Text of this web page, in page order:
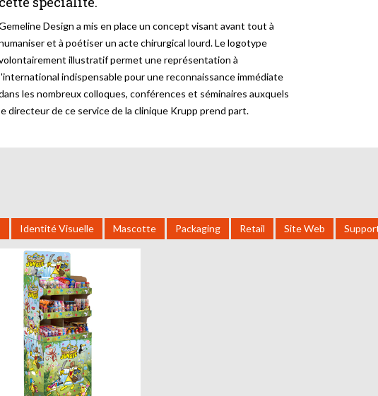
Design a mis en place un concept visant avant tout à
et à poétiser un acte chirurgical lourd. Le logotype
illustratif permet une représentation à
indispensable pour une reconnaissance immédiate
les nombreux colloques, conférences et séminaires auxquels
directeur de ce service de la clinique Krupp prend part.
Identité Visuelle Mascotte Packaging Retail Site Web